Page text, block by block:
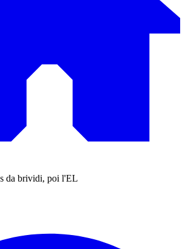
da brividi, poi l'EL